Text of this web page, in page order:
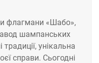
флагмани «Шабо»,
шампанських
унікальна
справи. Сьогодні